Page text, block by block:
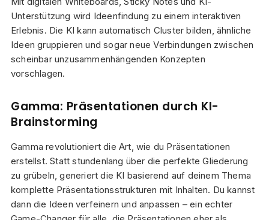
Unterstützung wird Ideenfindung zu einem interaktiven
Erlebnis. Die KI kann automatisch Cluster bilden, ähnliche
Ideen gruppieren und sogar neue Verbindungen zwischen
scheinbar unzusammenhängenden Konzepten
vorschlagen.
Gamma: Präsentationen durch KI-
Brainstorming
Gamma revolutioniert die Art, wie du Präsentationen
erstellst. Statt stundenlang über die perfekte Gliederung
zu grübeln, generiert die KI basierend auf deinem Thema
komplette Präsentationsstrukturen mit Inhalten. Du kannst
dann die Ideen verfeinern und anpassen – ein echter